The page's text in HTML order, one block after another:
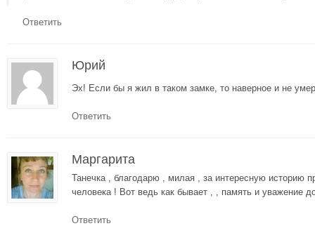
Ответить
Юрий
Эх! Если бы я жил в таком замке, то наверное и не
Ответить
Маргарита
Танечка , благодарю , милая , за интересную историю
человека ! Вот ведь как бывает , , память и уважение
Ответить